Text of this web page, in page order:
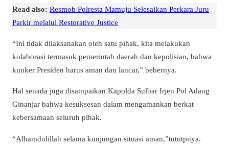
Read also: Resmob Polresta Mamuju Selesaikan Perkara Juru
Parkir melalui Restorative Justice
“Ini tidak dilaksanakan oleh satu pihak, kita melakukan
kolaborasi termasuk pemerintah daerah dan kepolisian, bahwa
kunker Presiden harus aman dan lancar,” bebernya.
Hal senada juga disampaikan Kapolda Sulbar Irjen Pol Adang
Ginanjar bahwa kesuksesan dalam mengamankan berkat
kebersamaan seluruh pihak.
“Alhamdulillah selama kunjungan situasi aman,”tututpnya.